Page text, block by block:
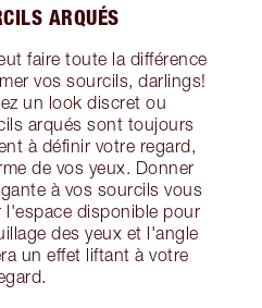
ARQUÉS
faire toute la différence
vos sourcils, darlings!
un look discret ou
arqués sont toujours
à définir votre regard,
de vos yeux. Donner
à vos sourcils vous
l'espace disponible pour
des yeux et l'angle
un effet liftant à votre